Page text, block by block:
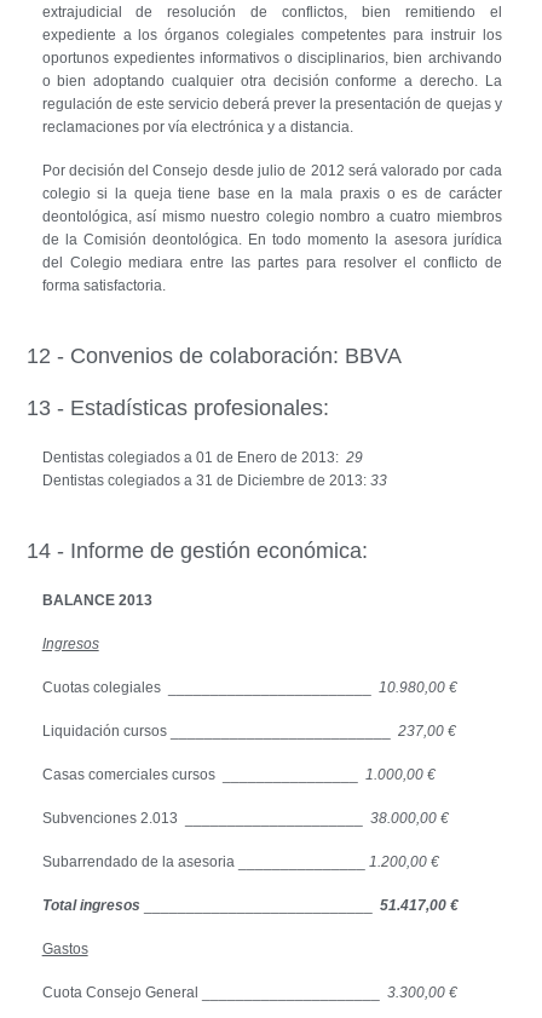
extrajudicial de resolución de conflictos, bien remitiendo el
expediente a los órganos colegiales competentes para instruir los
oportunos expedientes informativos o disciplinarios, bien archivando
o bien adoptando cualquier otra decisión conforme a derecho. La
regulación de este servicio deberá prever la presentación de quejas y
reclamaciones por vía electrónica y a distancia.
Por decisión del Consejo desde julio de 2012 será valorado por cada
colegio si la queja tiene base en la mala praxis o es de carácter
deontológica, así mismo nuestro colegio nombro a cuatro miembros
de la Comisión deontológica. En todo momento la asesora jurídica
del Colegio mediara entre las partes para resolver el conflicto de
forma satisfactoria.
12 - Convenios de colaboración: BBVA
13 - Estadísticas profesionales:
Dentistas colegiados a 01 de Enero de 2013: 29
Dentistas colegiados a 31 de Diciembre de 2013: 33
14 - Informe de gestión económica:
BALANCE 2013
Ingresos
Cuotas colegiales ________________________ 10.980,00 €
Liquidación cursos __________________________ 237,00 €
Casas comerciales cursos ________________ 1.000,00 €
Subvenciones 2.013 _____________________ 38.000,00 €
Subarrendado de la asesoria _______________ 1.200,00 €
Total ingresos 51.417,00 €
Gastos
Cuota Consejo General _____________________ 3.300,00 €